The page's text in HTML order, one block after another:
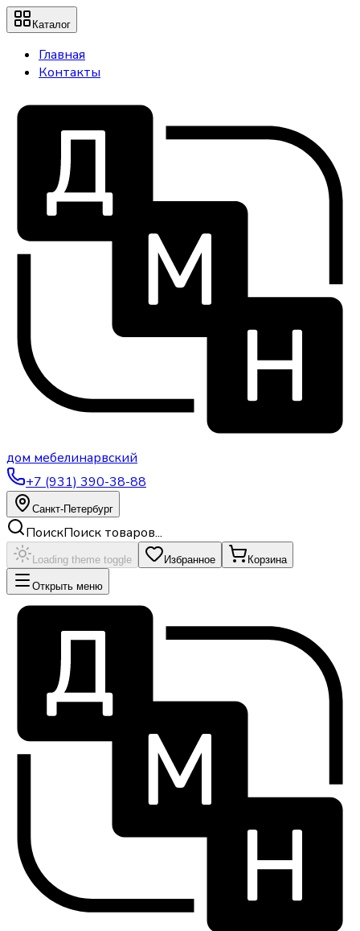
Каталог
Главная
Контакты
дом мебелинарвский
+7 (931) 390-38-88
Санкт-Петербург
ПоискПоиск товаров...
Loading theme toggle Избранное Корзина
Открыть меню